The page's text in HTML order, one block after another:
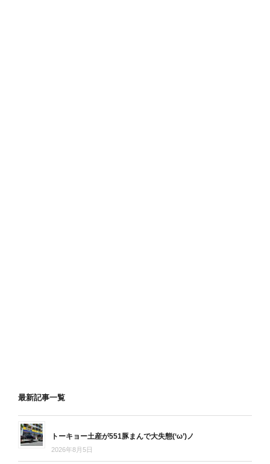
最新記事一覧
トーキョー土産が551豚まんで大失態(‘ω’)ノ
2026年8月5日